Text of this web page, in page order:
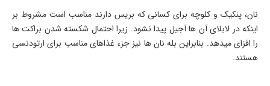
نان، پنکیک و کلوچه برای کسانی که بریس دارند مناسب است مشروط بر
اینکه در لابلای آن ها آجیل پیدا نشود. زیرا احتمال شکسته شدن براکت ها
را افزای میدهد. بنابراین بله نان ها نیز جزء غذاهای مناسب برای ارتودنسی
هستند.